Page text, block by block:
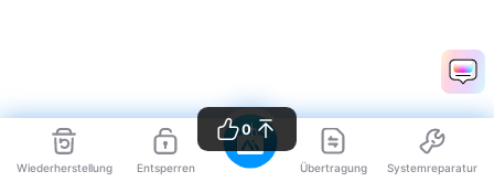
Wiederherstellung Entsperren Übertragung Systemreparatur
0